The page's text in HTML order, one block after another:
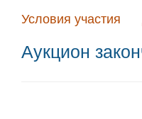
Условия участия
Аукцион